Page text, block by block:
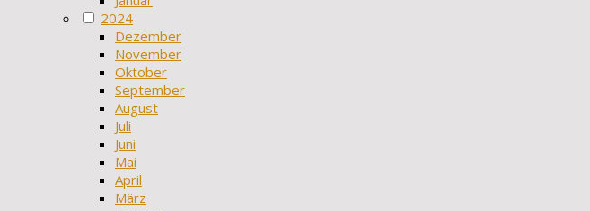
2024
Dezember
November
Oktober
September
August
Juli
Juni
Mai
April
März